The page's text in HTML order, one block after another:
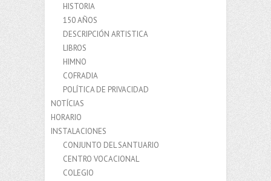
HISTORIA
150 AÑOS
DESCRIPCIÓN ARTISTICA
LIBROS
HIMNO
COFRADIA
POLÍTICA DE PRIVACIDAD
NOTÍCIAS
HORARIO
INSTALACIONES
CONJUNTO DEL SANTUARIO
CENTRO VOCACIONAL
COLEGIO